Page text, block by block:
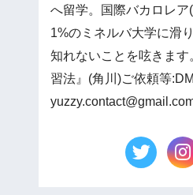
へ留学。国際バカロレ
1%のミネルバ大学に滑
知れないことを呟きま
習法』(角川)ご依頼等